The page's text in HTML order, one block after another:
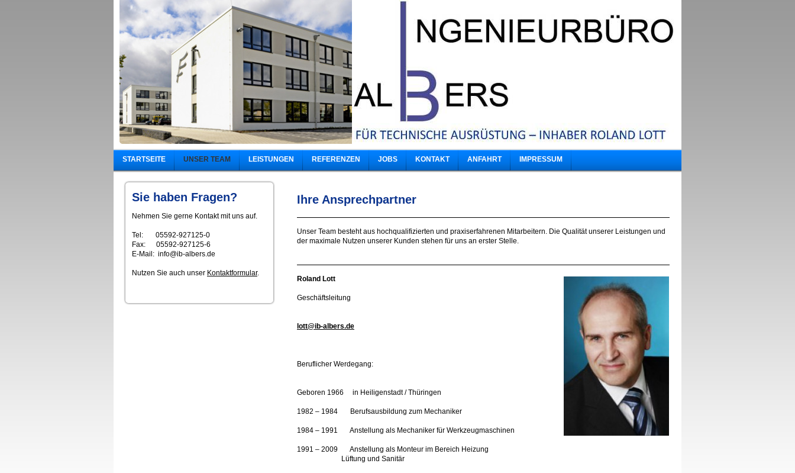
STARTSEITE UNSER TEAM LEISTUNGEN REFERENZEN JOBS KONTAKT ANFAHRT IMPRESSUM
Sie haben Fragen?
Nehmen Sie gerne Kontakt mit uns auf.
Tel: 05592-927125-0
Fax: 05592-927125-6
E-Mail: info@ib-albers.de
Nutzen Sie auch unser Kontaktformular.
Ihre Ansprechpartner
Unser Team besteht aus hochqualifizierten und praxiserfahrenen Mitarbeitern. Die Qualität unserer Leistungen und
der maximale Nutzen unserer Kunden stehen für uns an erster Stelle.
Roland Lott
Geschäftsleitung
lott@ib-albers.de
Beruflicher Werdegang:
Geboren 1966 in Heiligenstadt / Thüringen
1982 – 1984 Berufsausbildung zum Mechaniker
1984 – 1991 Anstellung als Mechaniker für Werkzeugmaschinen
1991 – 2009 Anstellung als Monteur im Bereich Heizung
Lüftung und Sanitär